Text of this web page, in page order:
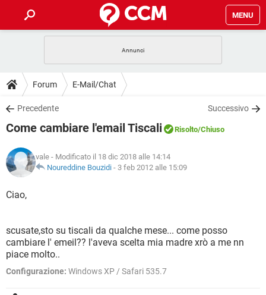
MENU
INTRATTENIMENTO
iOS
INSTAGRAM WHATSAPP
TIKTOK
HARDWARE
GUIDE
COVID-19
INSTAGRAM WHATSAPP
TIKTOK
HARDWARE
DOWNLOAD
COVID-19 GAMING
INTRATTENIMENTO
iOS WINDOWS 10
INSTAGRAM
HARDWARE
COVID-19 GAMING
INTRATTENIMENTO
iOS
TIKTOK FACEBOOK
HARDWARE
GLOSSARIO
COVID-19
iOS WINDOWS 10
INSTAGRAM
TIKTOK FACEBOOK
Forum E-Mail/Chat
Precedente Successivo
Come cambiare l'email Tiscali Risolto/Chiuso
vale - Modificato il 18 dic 2018 alle 14:14
Noureddine Bouzidi - 3 feb 2012 alle 15:09
Ciao,
scusate,sto su tiscali da qualche mese... come posso
cambiare l' emeil?? l'aveva scelta mia madre xrò a me nn
piace molto..
Configurazione: Windows XP / Safari 535.7